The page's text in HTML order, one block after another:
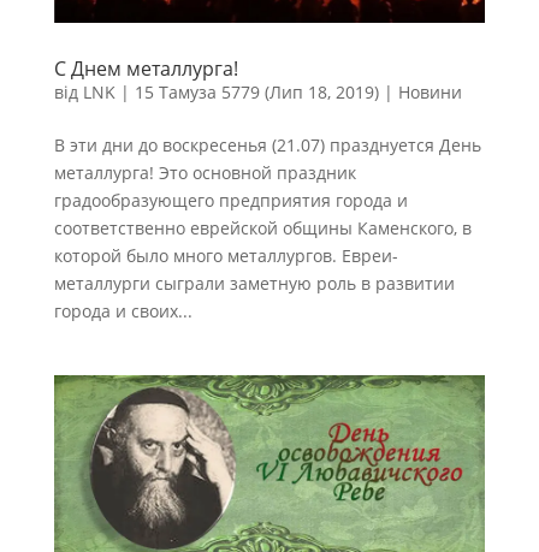
С Днем металлурга!
від LNK| 15 Тамуза 5779 (Лип 18, 2019)| Новини
В эти дни до воскресенья (21.07) празднуется День
металлурга! Это основной праздник
градообразующего предприятия города и
соответственно еврейской общины Каменского, в
которой было много металлургов. Евреи-
металлурги сыграли заметную роль в развитии
города и своих...